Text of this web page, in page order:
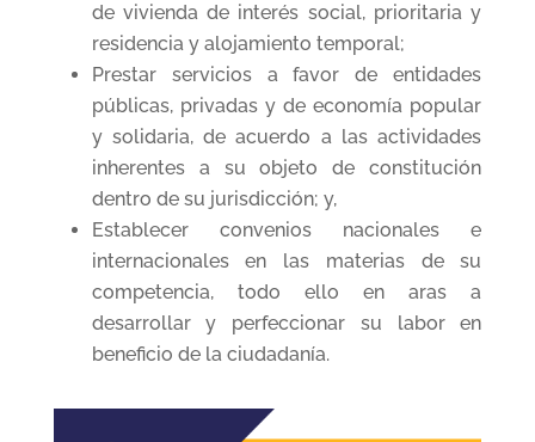
de vivienda de interés social, prioritaria y
residencia y alojamiento temporal;
Prestar servicios a favor de entidades
públicas, privadas y de economía popular
y solidaria, de acuerdo a las actividades
inherentes a su objeto de constitución
dentro de su jurisdicción; y,
Establecer convenios nacionales e
internacionales en las materias de su
competencia, todo ello en aras a
desarrollar y perfeccionar su labor en
beneficio de la ciudadanía.